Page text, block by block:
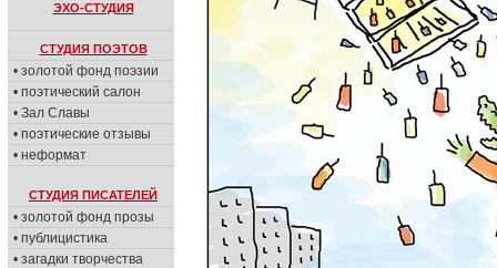
ЭХО-СТУДИЯ
СТУДИЯ ПОЭТОВ
• золотой фонд поэзии
• поэтический салон
• Зал Славы
• поэтические отзывы
• неформат
СТУДИЯ ПИСАТЕЛЕЙ
• золотой фонд прозы
• публицистика
• загадки творчества